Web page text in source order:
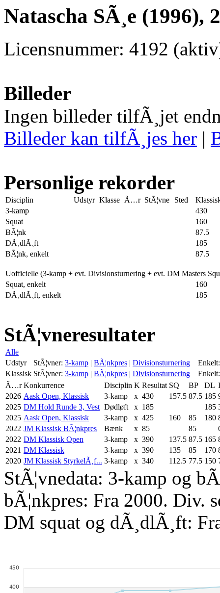
Natascha SÃ¸e (1996),
Licensnummer: 4192
Billeder
Ingen billeder tilfÃ¸jet
Billeder kan tilfÃ¸jes her |
Personlige rekorder
Disciplin Udstyr Klasse Ã…r StÃ¦vne Sted
3-kamp
430
Squat
160
BÃ¦nk
87.5
DÃ¸dlÃ¸ft
185
BÃ¦nk, enkelt
87.5
Uofficielle (3-kamp + evt. Divisionsturnering + evt. DM Masters
Squat, enkelt
160
DÃ¸dlÃ¸ft, enkelt
185
StÃ¦vneresultater
Alle
Udstyr
StÃ¦vner: 3-kamp | BÃ¦nkpres | Divisionsturnering
Enkelt:
Klassisk StÃ¦vner: 3-kamp | BÃ¦nkpres | Divisionsturnering
Enkelt:
Ã…r Konkurrence Disciplin K Resultat SQ BP DL
2026 Aask Open, Klassisk 3-kamp x 430 157.5 87.5 185
2025 DM Hold Runde 3, Vest Dødløft x 185 185
2025 Aask Open, Klassisk 3-kamp x 425 160 85 180
2022 JM Klassisk BÃ¦nkpres Bænk x 85 85
2022 DM Klassisk Open 3-kamp x 390 137.5 87.5 165
2021 DM Klassisk 3-kamp x 390 135 85 170
2020 JM Klassisk StyrkelÃ¸f... 3-kamp x 340 112.5 77.5 150
StÃ¦vnedata: 3-kamp og
bÃ¦nkpres: Fra 2000. Div.
DM squat og dÃ¸dlÃ¸ft: